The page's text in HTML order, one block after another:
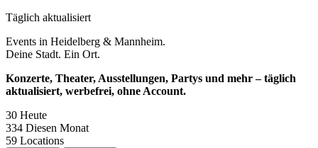
Täglich aktualisiert
Events in Heidelberg & Mannheim.
Deine Stadt. Ein Ort.
Konzerte, Theater, Ausstellungen, Partys und mehr – täglich
aktualisiert, werbefrei, ohne Account.
30 Heute
334 Diesen Monat
59 Locations